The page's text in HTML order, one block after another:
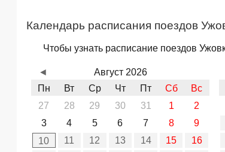
Календарь расписания поездов
Чтобы узнать расписание поездов
Август 2026
Пн
Вт Ср Чт Пт Сб
Вс
27
28 29 30 31 1
2
3
4 5 6 7 8
9
10
11 12 13 14 15
16
◄